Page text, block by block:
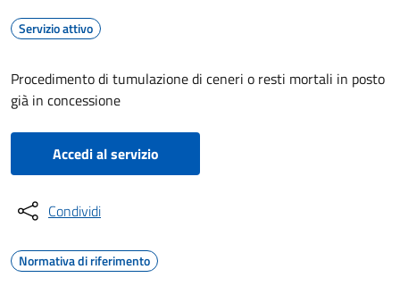
Servizio attivo
Procedimento di tumulazione di ceneri o resti mortali in posto
già in concessione
Accedi al servizio
Condividi
Normativa di riferimento